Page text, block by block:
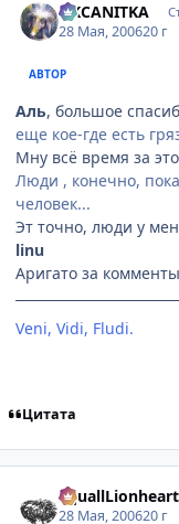
OKCANITKA
28 Мая, 200620 г
АВТОР
Аль, большое
еще кое-где есть
Мну всё время за
Люди , конечно,
человек...
Эт точно, люди у
linu
Аригато за
Veni, Vidi, Fludi.
Цитата
SquallLionheart
28 Мая, 200620 г